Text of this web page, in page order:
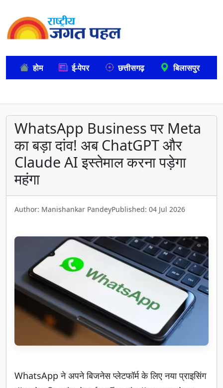
होम ई-पेपर छत्तीसगढ़ बिलासपुर
WhatsApp Business पर Meta
का बड़ा दांव! अब ChatGPT और
Claude AI इस्तेमाल करना पड़ेगा
महंगा
Author: Manishankar PandeyPublished: 04 Jul 2026
WhatsApp ने अपने बिजनेस प्लेटफॉर्म के लिए नया प्राइसिंग